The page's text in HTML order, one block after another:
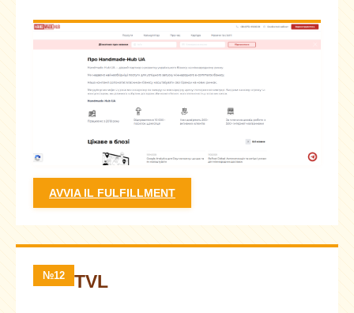
AVVIA IL FULFILLMENT
№12 TVL